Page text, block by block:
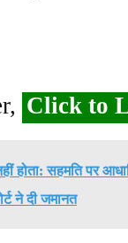
Click to
होता: सहमति पर
ने दी जमानत